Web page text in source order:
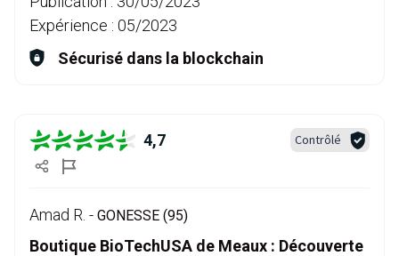
Expérience : 05/2023
Sécurisé dans la blockchain
4,7 Contrôlé
Amad R. - GONESSE (95)
Boutique BioTechUSA de Meaux : Découverte